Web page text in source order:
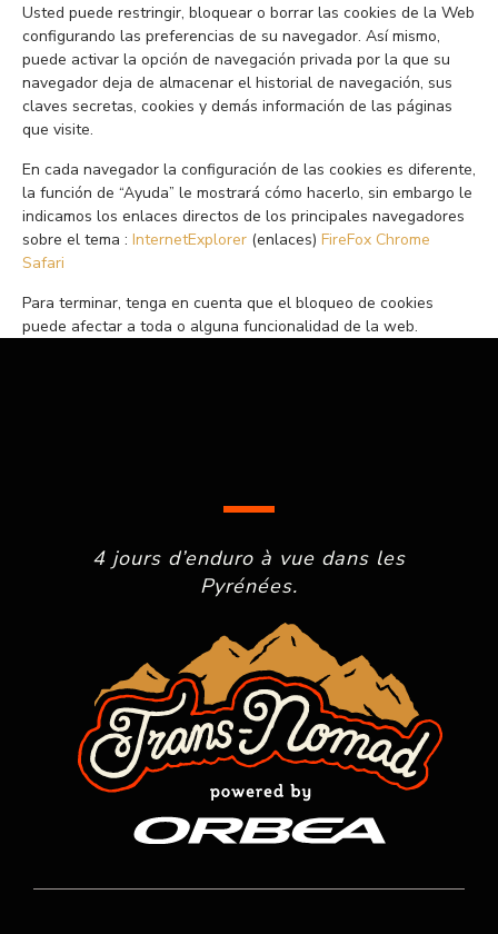
Usted puede restringir, bloquear o borrar las cookies de la Web
configurando las preferencias de su navegador. Así mismo,
puede activar la opción de navegación privada por la que su
navegador deja de almacenar el historial de navegación, sus
claves secretas, cookies y demás información de las páginas
que visite.
En cada navegador la configuración de las cookies es diferente,
la función de “Ayuda” le mostrará cómo hacerlo, sin embargo le
indicamos los enlaces directos de los principales navegadores
sobre el tema : InternetExplorer (enlaces) FireFox Chrome
Safari
Para terminar, tenga en cuenta que el bloqueo de cookies
puede afectar a toda o alguna funcionalidad de la web.
4 jours d’enduro à vue dans les
Pyrénées.